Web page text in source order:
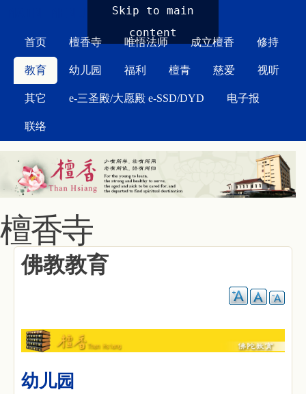
Skip to main
content
首页 檀香寺 唯悟法师 成立檀香 修持
教育 幼儿园 福利 檀青 慈爱 视听
其它 e-三圣殿/大愿殿 e-SSD/DYD 电子报
联络
檀香寺
佛教教育
幼儿园